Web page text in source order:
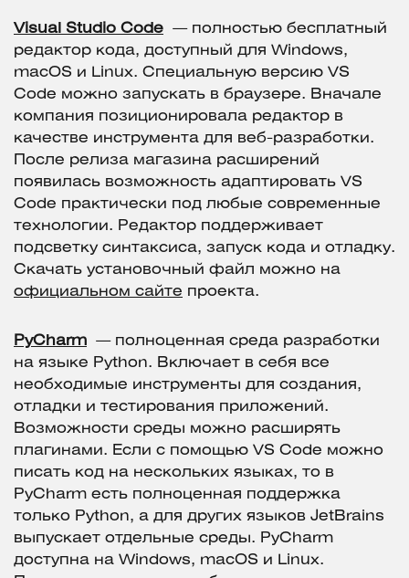
Visual Studio Code
— полностью бесплатный
редактор кода, доступный для Windows,
macOS и Linux. Специальную версию VS
Code можно запускать в браузере. Вначале
компания позиционировала редактор в
качестве инструмента для веб-разработки.
После релиза магазина расширений
появилась возможность адаптировать VS
Code практически под любые современные
технологии. Редактор поддерживает
подсветку синтаксиса, запуск кода и отладку.
Скачать установочный файл можно на
официальном сайте проекта.
PyCharm
— полноценная среда разработки
на языке Python. Включает в себя все
необходимые инструменты для создания,
отладки и тестирования приложений.
Возможности среды можно расширять
плагинами. Если с помощью VS Code можно
писать код на нескольких языках, то в
PyCharm есть полноценная поддержка
только Python, а для других языков JetBrains
выпускает отдельные среды. PyCharm
доступна на Windows, macOS и Linux.